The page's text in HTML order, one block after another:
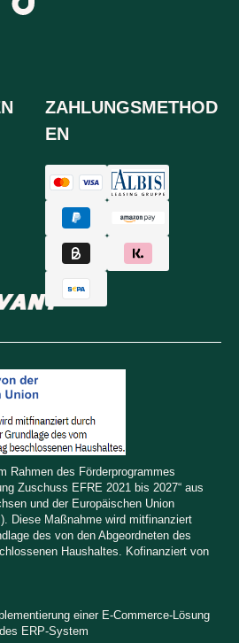
ZAHLUNGSMETHOD
EN
Rahmen des Förderprogrammes
Zuschuss EFRE 2021 bis 2027“ aus
und der Europäischen Union
Diese Maßnahme wird mitfinanziert
des von den Abgeordneten des
Haushaltes. Kofinanziert von
einer E-Commerce-Lösung
ERP-System